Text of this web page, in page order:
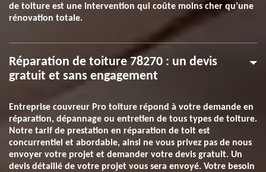
de toiture est une intervention qui coûte moins cher qu’une
rénovation totale.
Réparation de toiture 78270 : un devis
gratuit et sans engagement
Entreprise couvreur Pro toiture répond à votre demande en
réparation, dépannage ou entretien de tous types de toiture.
Notre tarif de prestation en réparation de toit est
concurrentiel et abordable, ainsi ne vous privez pas de nous
envoyer votre projet et demander votre devis gratuit. Un
devis détaillé de votre projet vous sera envoyé. Votre besoin